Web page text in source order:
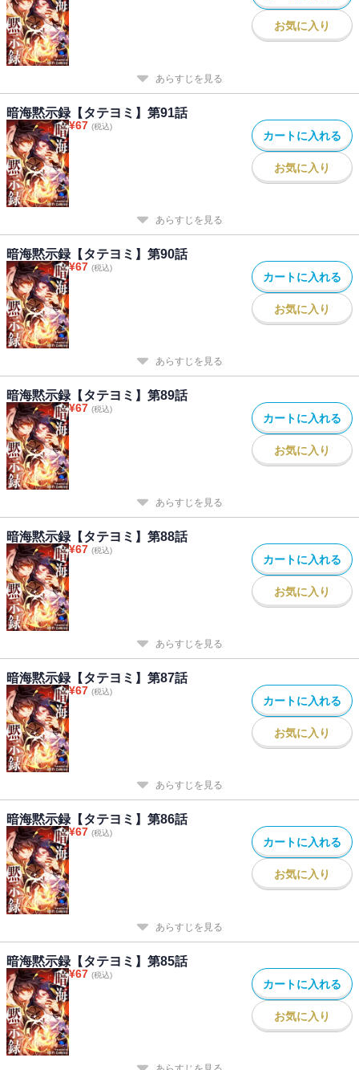
お気に入り
あらすじを見る
暗海黙示録【タテヨミ】第91話
¥67 (税込)
カートに入れる
お気に入り
あらすじを見る
暗海黙示録【タテヨミ】第90話
¥67 (税込)
カートに入れる
お気に入り
あらすじを見る
暗海黙示録【タテヨミ】第89話
¥67 (税込)
カートに入れる
お気に入り
あらすじを見る
暗海黙示録【タテヨミ】第88話
¥67 (税込)
カートに入れる
お気に入り
あらすじを見る
暗海黙示録【タテヨミ】第87話
¥67 (税込)
カートに入れる
お気に入り
あらすじを見る
暗海黙示録【タテヨミ】第86話
¥67 (税込)
カートに入れる
お気に入り
あらすじを見る
暗海黙示録【タテヨミ】第85話
¥67 (税込)
カートに入れる
お気に入り